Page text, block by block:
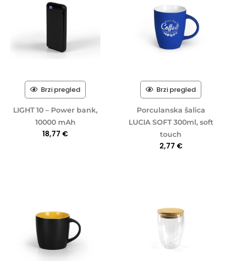
Brzi pregled
LIGHT 10 – Power bank,
10000 mAh
18,77 €
Brzi pregled
Porculanska šalica
LUCIA SOFT 300ml, soft
touch
2,77 €